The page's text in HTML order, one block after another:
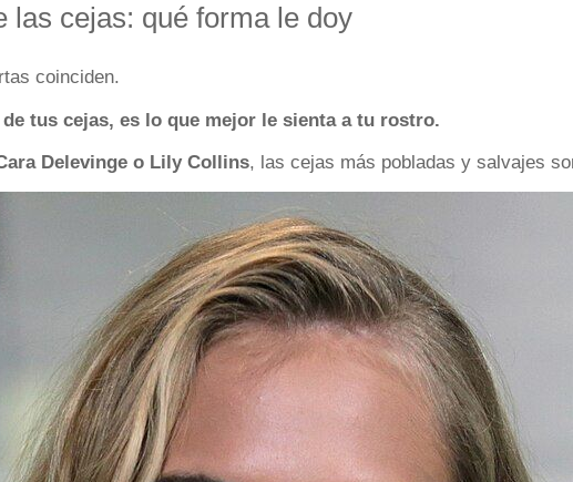
las cejas: qué forma le doy
coinciden.
tus cejas, es lo que mejor le sienta a tu rostro.
Delevinge o Lily Collins, las cejas más pobladas y salvajes